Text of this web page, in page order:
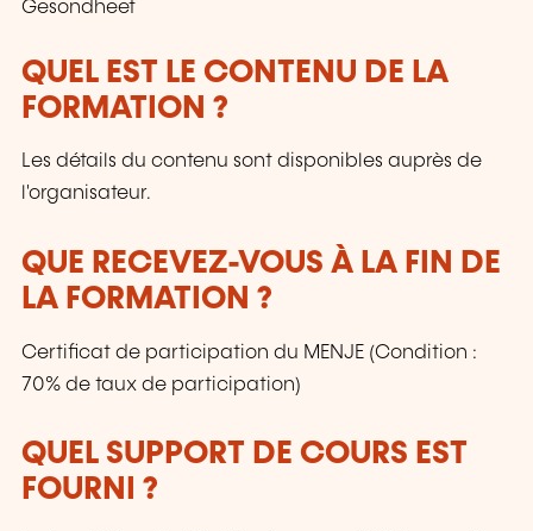
Gesondheet
QUEL EST LE CONTENU DE LA
FORMATION ?
Les détails du contenu sont disponibles auprès de
l'organisateur.
QUE RECEVEZ-VOUS À LA FIN DE
LA FORMATION ?
Certificat de participation du MENJE (Condition :
70% de taux de participation)
QUEL SUPPORT DE COURS EST
FOURNI ?